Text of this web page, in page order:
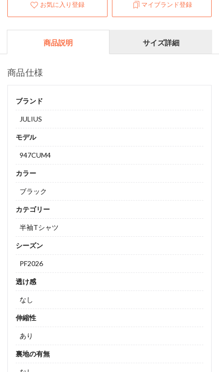
お気に入り登録 マイブランド登録
商品説明 サイズ詳細
商品仕様
ブランド
JULIUS
モデル
947CUM4
カラー
ブラック
カテゴリー
半袖Tシャツ
シーズン
PF2026
透け感
なし
伸縮性
あり
裏地の有無